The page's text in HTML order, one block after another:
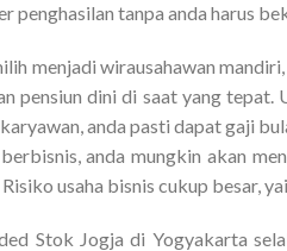
penghasilan tanpa anda harus
menjadi wirausahawan
pensiun dini di saat yang
anda pasti dapat gaji
anda mungkin akan
usaha bisnis cukup besar,
Stok Jogja di Yogyakarta